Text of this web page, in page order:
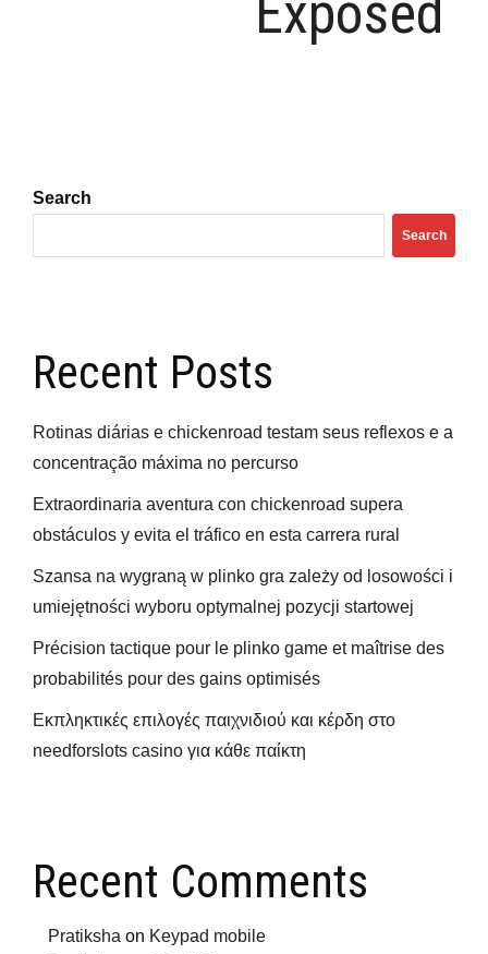
Exposed
Search
Search
Recent Posts
Rotinas diárias e chickenroad testam seus reflexos e a
concentração máxima no percurso
Extraordinaria aventura con chickenroad supera
obstáculos y evita el tráfico en esta carrera rural
Szansa na wygraną w plinko gra zależy od losowości i
umiejętności wyboru optymalnej pozycji startowej
Précision tactique pour le plinko game et maîtrise des
probabilités pour des gains optimisés
Εκπληκτικές επιλογές παιχνιδιού και κέρδη στο
needforslots casino για κάθε παίκτη
Recent Comments
Pratiksha on Keypad mobile